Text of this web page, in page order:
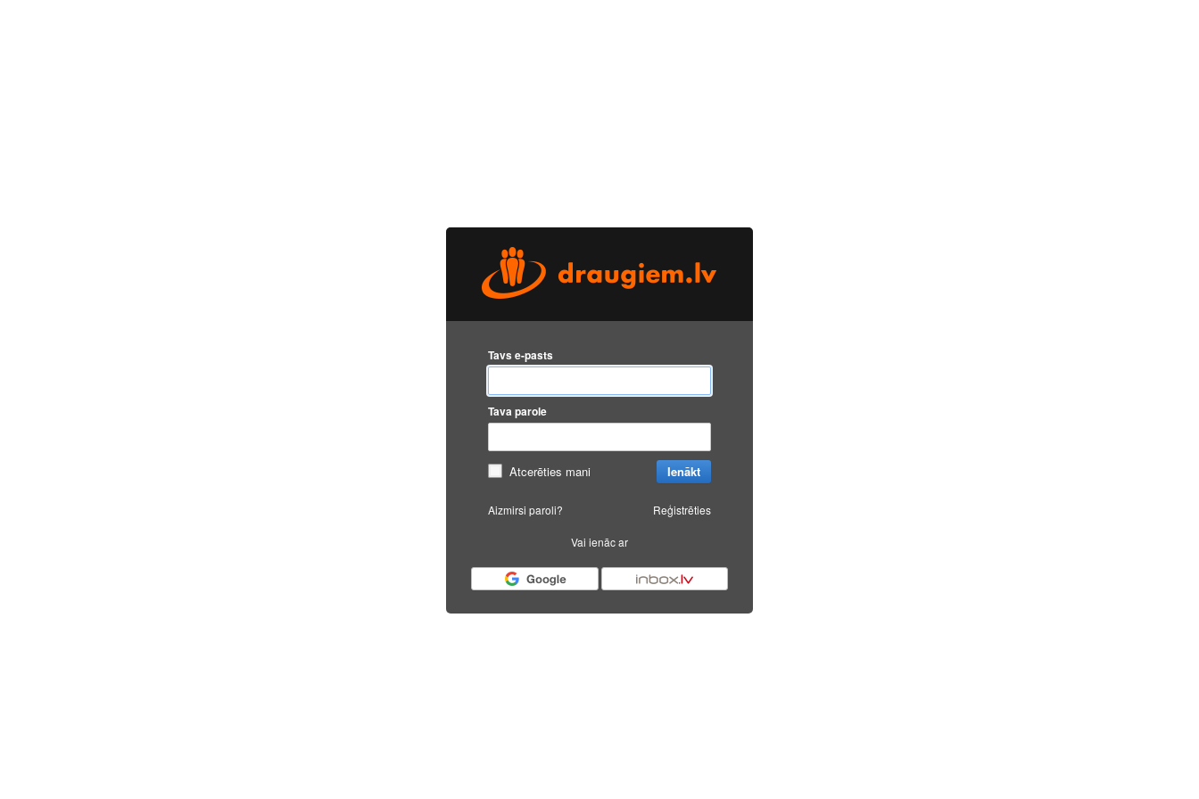
Tavs e-pasts
Tava parole
Atcerēties mani Ienākt
Aizmirsi paroli? Reģistrēties
Vai ienāc ar